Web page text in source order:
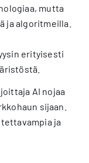
mutta
ja algoritmeilla.
erityisesti
AI nojaa
sijaan.
ja